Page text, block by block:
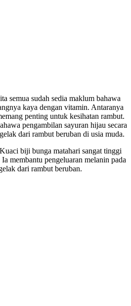
semua sudah sedia maklum bahawa
kaya dengan vitamin. Antaranya
penting untuk kesihatan rambut.
pengambilan sayuran hijau secara
dari rambut beruban di usia muda.
biji bunga matahari sangat tinggi
membantu pengeluaran melanin pada
dari rambut beruban.